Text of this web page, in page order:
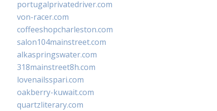
portugalprivatedriver.com
von-racer.com
coffeeshopcharleston.com
salon104mainstreet.com
alkaspringswater.com
318mainstreet8h.com
lovenailsspari.com
oakberry-kuwait.com
quartzliterary.com